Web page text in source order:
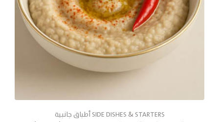
أطباق جانبية SIDE DISHES & STARTERS